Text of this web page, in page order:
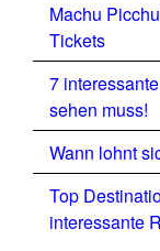
Machu
Tickets
7
sehen muss!
Wann lohnt
Top
interessante